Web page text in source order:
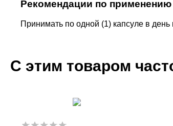
Рекомендации по применению
Принимать по одной (1) капсуле в
С этим товаром